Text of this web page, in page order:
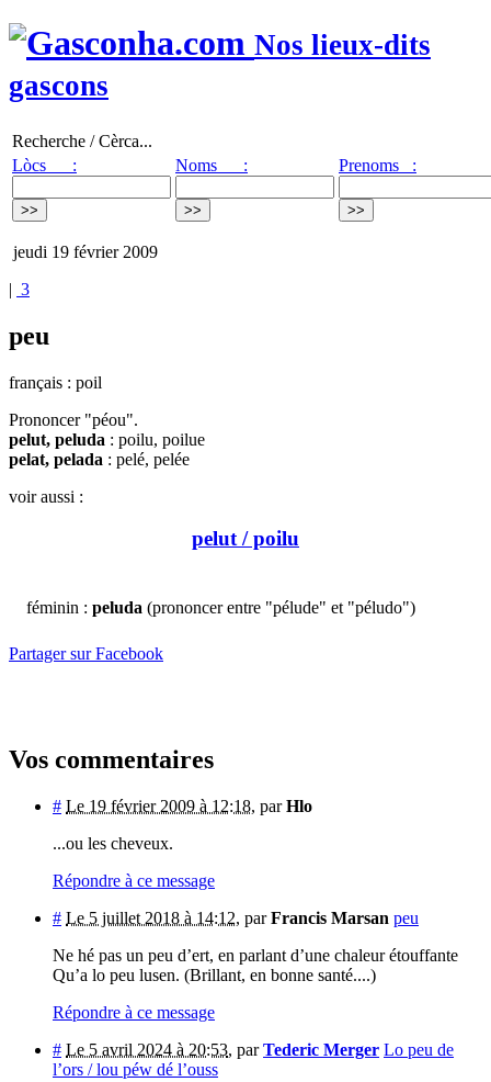
Nos lieux-dits
gascons
Recherche / Cèrca...
Lòcs :
Noms : Prenoms :
jeudi 19 février 2009
| 3
peu
français : poil
Prononcer "péou".
pelut, peluda : poilu, poilue
pelat, pelada : pelé, pelée
voir aussi :
pelut / poilu
féminin : peluda (prononcer entre "pélude" et "péludo")
Partager sur Facebook
Vos commentaires
# Le 19 février 2009 à 12:18, parHlo
...ou les cheveux.
Répondre à ce message
# Le 5 juillet 2018 à 14:12, parFrancis Marsan peu
Ne hé pas un peu d’ert, en parlant d’une chaleur étouffante
Qu’a lo peu lusen. (Brillant, en bonne santé....)
Répondre à ce message
# Le 5 avril 2024 à 20:53, parTederic Merger Lo peu de
l’ors / lou péw dé l’ouss